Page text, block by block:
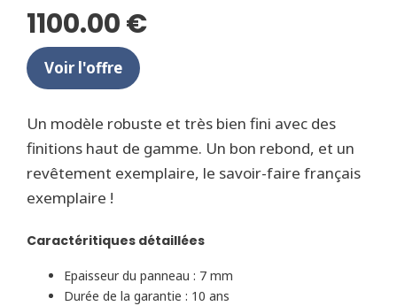
1100.00 €
Voir l'offre
Un modèle robuste et très bien fini avec des
finitions haut de gamme. Un bon rebond, et un
revêtement exemplaire, le savoir-faire français
exemplaire !
Caractéritiques détaillées
Epaisseur du panneau : 7 mm
Durée de la garantie : 10 ans